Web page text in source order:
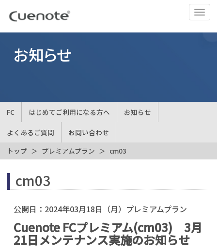
ナ
ビ
ゲ
切
お知らせ
FC はじめてご利用になる方へ お知らせ
よくあるご質問
お問い合わせ
トップ
プレミアムプラン cm03
cm03
公開日： 2024年03月18日（月） プレミアムプラン
Cuenote FCプレミアム(cm03) 3月
21日メンテナンス実施のお知らせ